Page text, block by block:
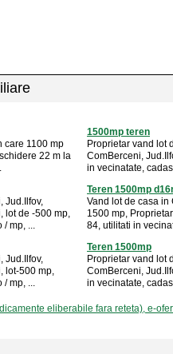
care 1100 mp
22 m la
1500mp teren
Proprietar vand lot
ComBerceni,
in vecinatate,
Jud.Ilfov,
lot de -500 mp,
/ mp, ...
Teren 1500mp
Vand lot de casa in
1500 mp,
84, utilitati in
Jud.Ilfov,
lot-500 mp,
/ mp, ...
Teren 1500mp
Proprietar vand lot
ComBerceni,
in vecinatate,
eliberabile fara reteta), e-